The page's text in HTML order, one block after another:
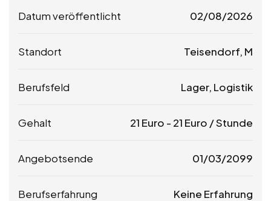
Datum veröffentlicht 02/08/2026
Standort Teisendorf, M
Berufsfeld Lager, Logistik
Gehalt 21 Euro - 21 Euro / Stunde
Angebotsende 01/03/2099
Berufserfahrung Keine Erfahrung